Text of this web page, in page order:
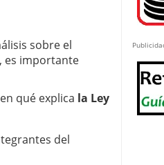
sobre el
es importante
qué explica la Ley
del